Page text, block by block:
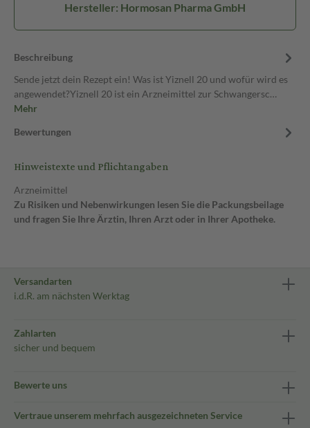
Hersteller: Hormosan Pharma GmbH
Beschreibung
Sende jetzt dein Rezept ein! Was ist Yiznell 20 und wofür wird es
angewendet?Yiznell 20 ist ein Arzneimittel zur Schwangersc…
Mehr
Bewertungen
Hinweistexte und Pflichtangaben
Arzneimittel
Zu Risiken und Nebenwirkungen lesen Sie die Packungsbeilage
und fragen Sie Ihre Ärztin, Ihren Arzt oder in Ihrer Apotheke.
Versandarten
i.d.R. am nächsten Werktag
Zahlarten
sicher und bequem
Bewerte uns
Vertraue unserem mehrfach ausgezeichneten Service